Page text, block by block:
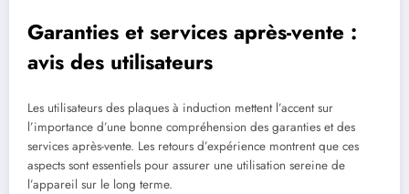
Garanties et services après-vente :
avis des utilisateurs
Les utilisateurs des plaques à induction mettent l’accent sur
l’importance d’une bonne compréhension des garanties et des
services après-vente. Les retours d’expérience montrent que ces
aspects sont essentiels pour assurer une utilisation sereine de
l’appareil sur le long terme.